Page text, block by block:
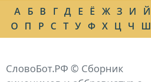
А Б В Г Д Е Ё Ж З И Й
О П Р С Т У Ф Х Ц Ч Ш
СловоБот.РФ © Сборник